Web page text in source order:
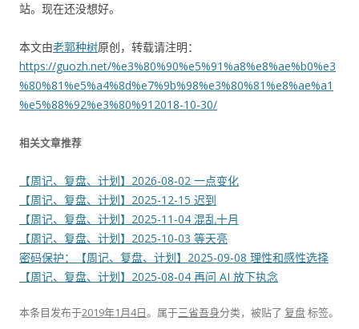
站。现在还没想好。
本文由老郭种树原创，转载请注明：
https://guozh.net/%e3%80%90%e5%91%a8%e8%ae%b0%e3
%80%81%e5%a4%8d%e7%9b%98%e3%80%81%e8%ae%a1
%e5%88%92%e3%80%912018-10-30/
相关文章推荐
【周记、复盘、计划】2026-08-02 一点变化
【周记、复盘、计划】2025-12-15 迟到
【周记、复盘、计划】2025-11-04 混乱十月
【周记、复盘、计划】2025-10-03 等天亮
密码保护：【周记、复盘、计划】2025-09-08 理性和感性选择
【周记、复盘、计划】2025-08-04 再问 AI 放下执念
本条目发布于2019年1月4日。属于三省吾身分类，被贴了 复盘标签。